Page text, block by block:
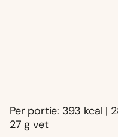
Per portie: 393 kcal |
27 g vet